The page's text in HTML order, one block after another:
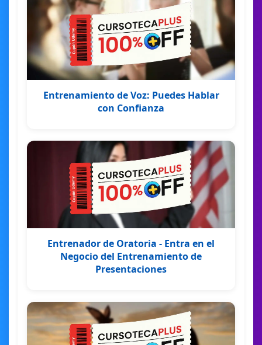
Entrenamiento de Voz: Puedes Hablar
con Confianza
Entrenador de Oratoria - Entra en el
Negocio del Entrenamiento de
Presentaciones